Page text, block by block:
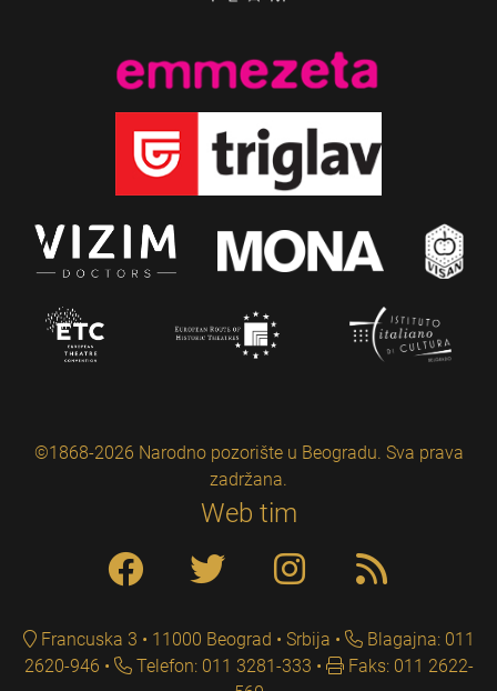
©1868-2026 Narodno pozorište u Beogradu. Sva prava
zadržana.
Web tim
Francuska 3 • 11000 Beograd • Srbija
Blagajna: 011
2620-946
Telefon: 011 3281-333
Faks: 011 2622-